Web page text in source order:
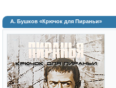
А. Бушков «Крючок для Пираньи»